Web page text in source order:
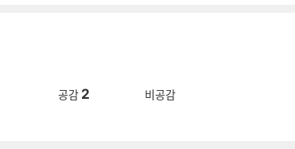
공감 2 비공감